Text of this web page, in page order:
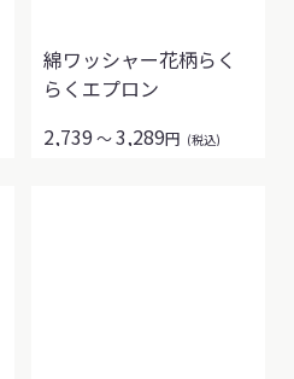
綿ワッシャー花柄らく
らくエプロン
2,739～3,289円 (税込)